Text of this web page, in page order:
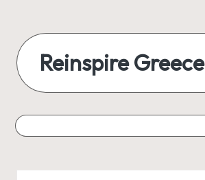
Reinspire Greece